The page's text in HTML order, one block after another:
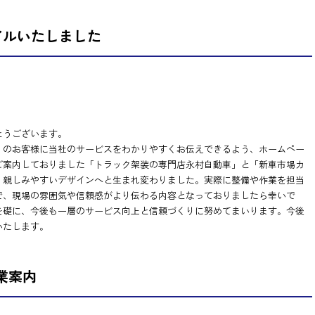
いたしました
ございます。
お客様に当社のサービスをわかりやすくお伝えできるよう、ホームペー
内しておりました「トラック架装の専門店永村自動車」と「新車市場カ
しみやすいデザインへと生まれ変わりました。実際に整備や作業を担当
現場の雰囲気や信頼感がより伝わる内容となっておりましたら幸いで
に、今後も一層のサービス向上と信頼づくりに努めてまいります。今後
します。
案内